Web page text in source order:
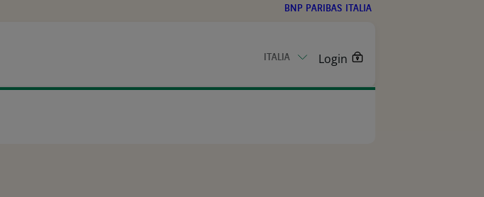
BNP PARIBAS ITALIA
ITALIA Login